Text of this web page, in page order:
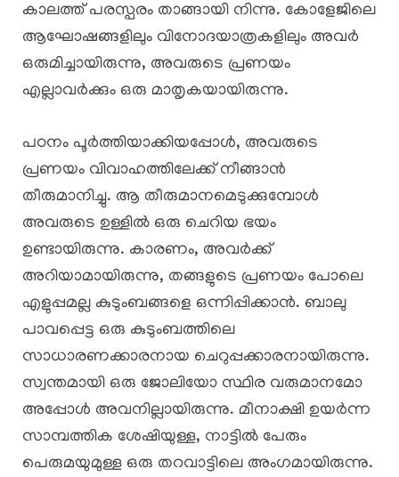
കാലത്ത് പരസ്പരം താങ്ങായി നിന്നു. കോളേജിലെ
ആഘോഷങ്ങളിലും വിനോദയാത്രകളിലും അവർ
ഒരുമിച്ചായിരുന്നു, അവരുടെ പ്രണയം
എല്ലാവർക്കും ഒരു മാതൃകയായിരുന്നു.
പഠനം പൂർത്തിയാക്കിയപ്പോൾ, അവരുടെ
പ്രണയം വിവാഹത്തിലേക്ക് നീങ്ങാൻ
തീരുമാനിച്ചു. ആ തീരുമാനമെടുക്കുമ്പോൾ
അവരുടെ ഉള്ളിൽ ഒരു ചെറിയ ഭയം
ഉണ്ടായിരുന്നു. കാരണം, അവർക്ക്
അറിയാമായിരുന്നു, തങ്ങളുടെ പ്രണയം പോലെ
എളുപ്പമല്ല കുടുംബങ്ങളെ ഒന്നിപ്പിക്കാൻ. ബാലു
പാവപ്പെട്ട ഒരു കുടുംബത്തിലെ
സാധാരണക്കാരനായ ചെറുപ്പക്കാരനായിരുന്നു.
സ്വന്തമായി ഒരു ജോലിയോ സ്ഥിര വരുമാനമോ
അപ്പോൾ അവനില്ലായിരുന്നു. മീനാക്ഷി ഉയർന്ന
സാമ്പത്തിക ശേഷിയുള്ള, നാട്ടിൽ പേരും
പെരുമയുമുള്ള ഒരു തറവാട്ടിലെ അംഗമായിരുന്നു.